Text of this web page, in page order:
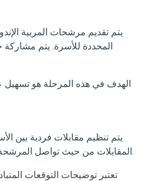
يتم تقديم مرشحات المربية
المحددة للأسرة. يتم
الهدف في هذه المرحلة هو تسهيل
يتم تنظيم مقابلات فردية بين
المقابلات من حيث تواصل المرشحة، ونهجها، وتوافقها مع الأسرة.
تعتبر توضيحات التوقعات